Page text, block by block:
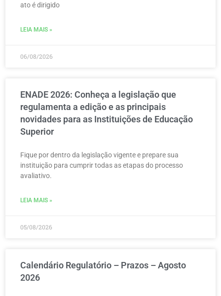
ato é dirigido
LEIA MAIS »
06/08/2026
ENADE 2026: Conheça a legislação que
regulamenta a edição e as principais
novidades para as Instituições de Educação
Superior
Fique por dentro da legislação vigente e prepare sua
instituição para cumprir todas as etapas do processo
avaliativo.
LEIA MAIS »
05/08/2026
Calendário Regulatório – Prazos – Agosto
2026